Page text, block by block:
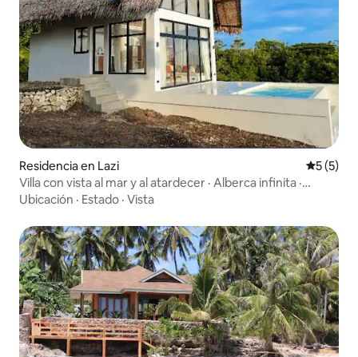
Residencia en Lazi
5 (5)
Villa con vista al mar y al atardecer · Alberca infinita ·
Starlink
Ubicación · Estado · Vista